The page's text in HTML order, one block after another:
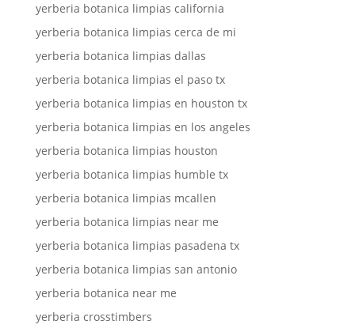
yerberia botanica limpias california
yerberia botanica limpias cerca de mi
yerberia botanica limpias dallas
yerberia botanica limpias el paso tx
yerberia botanica limpias en houston tx
yerberia botanica limpias en los angeles
yerberia botanica limpias houston
yerberia botanica limpias humble tx
yerberia botanica limpias mcallen
yerberia botanica limpias near me
yerberia botanica limpias pasadena tx
yerberia botanica limpias san antonio
yerberia botanica near me
yerberia crosstimbers